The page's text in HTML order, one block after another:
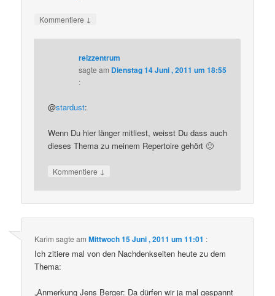
Kommentiere ↓
reizzentrum
sagte am Dienstag 14 Juni , 2011 um 18:55
:
@stardust:
Wenn Du hier länger mitliest, weisst Du dass auch
dieses Thema zu meinem Repertoire gehört 🙂
Kommentiere ↓
Karim sagte amMittwoch 15 Juni , 2011 um 11:01 :
Ich zitiere mal von den Nachdenkseiten heute zu dem
Thema:
„Anmerkung Jens Berger: Da dürfen wir ja mal gespannt